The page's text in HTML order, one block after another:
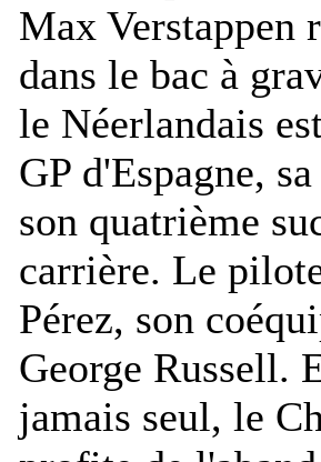
Max Verstappen
dans le bac à
le Néerlandais
GP d'Espagne,
son quatrième
carrière. Le
Pérez, son
George Russell.
jamais seul, le